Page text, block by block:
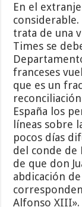
En el
trata de una
Times se
franceses
que es un
España los
líneas sobre
pocos días
del conde
de que don
abdicación
Alfonso